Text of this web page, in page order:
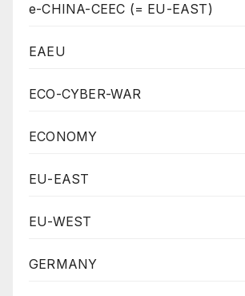
e-CHINA-CEEC (= EU-EAST)
EAEU
ECO-CYBER-WAR
ECONOMY
EU-EAST
EU-WEST
GERMANY